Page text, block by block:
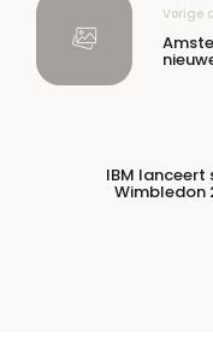
Vorige
IBM lanceert
Wimbledon